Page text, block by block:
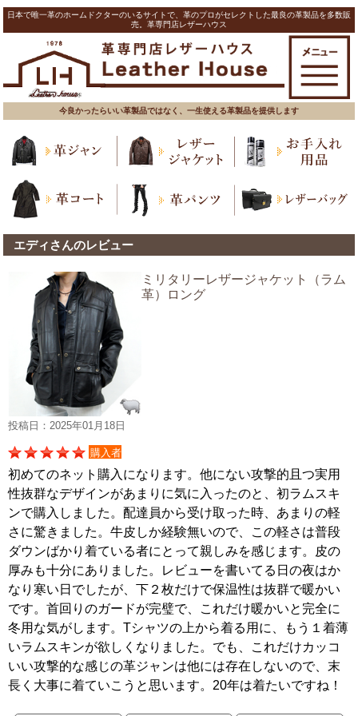
日本で唯一革のホームドクターのいるサイトで、革のプロがセレクトした最良の革製品を多数販
売。革専門店レザーハウス
今良かったらいい革製品ではなく、一生使える革製品を提供します
エディさんのレビュー
ミリタリーレザージャケット（ラム
革）ロング
投稿日：2025年01月18日
購入者
初めてのネット購入になります。他にない攻撃的且つ実用
性抜群なデザインがあまりに気に入ったのと、初ラムスキ
ンで購入しました。配達員から受け取った時、あまりの軽
さに驚きました。牛皮しか経験無いので、この軽さは普段
ダウンばかり着ている者にとって親しみを感じます。皮の
厚みも十分にありました。レビューを書いてる日の夜はか
なり寒い日でしたが、下２枚だけで保温性は抜群で暖かい
です。首回りのガードが完璧で、これだけ暖かいと完全に
冬用な気がします。Tシャツの上から着る用に、もう１着薄
いラムスキンが欲しくなりました。でも、これだけカッコ
いい攻撃的な感じの革ジャンは他には存在しないので、末
長く大事に着ていこうと思います。20年は着たいですね！